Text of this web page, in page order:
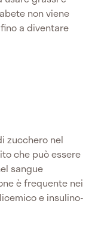
non viene
a diventare
zucchero nel
che può essere
sangue
è frequente nei
e insulino-